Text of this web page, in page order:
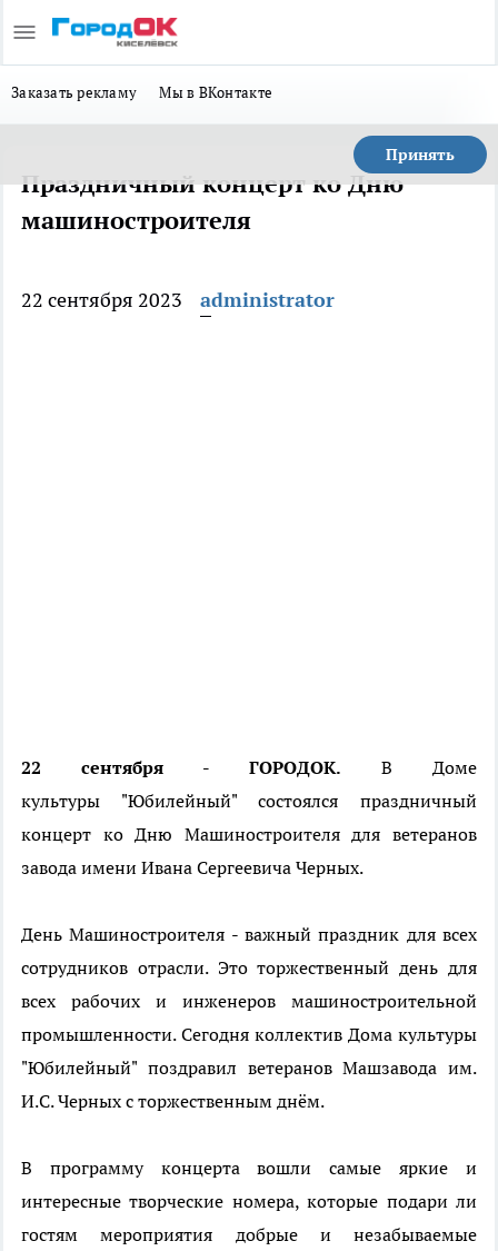
Заказать рекламу Мы в ВКонтакте
Принять
Праздничный концерт ко Дню
машиностроителя
22 сентября 2023 administrator
22 сентября - ГОРОДОК. В Доме
культуры "Юбилейный" состоялся праздничный
концерт ко Дню Машиностроителя для ветеранов
завода имени Ивана Сергеевича Черных.
День Машиностроителя - важный праздник для всех
сотрудников отрасли. Это торжественный день для
всех рабочих и инженеров машиностроительной
промышленности. Сегодня коллектив Дома культуры
"Юбилейный" поздравил ветеранов Машзавода им.
И.С. Черных с торжественным днём.
В программу концерта вошли самые яркие и
интересные творческие номера, которые подари ли
гостям мероприятия добрые и незабываемые